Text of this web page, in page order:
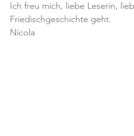
Ich freu mich, liebe Leserin,
Friedischgeschichte geht.
Nicola